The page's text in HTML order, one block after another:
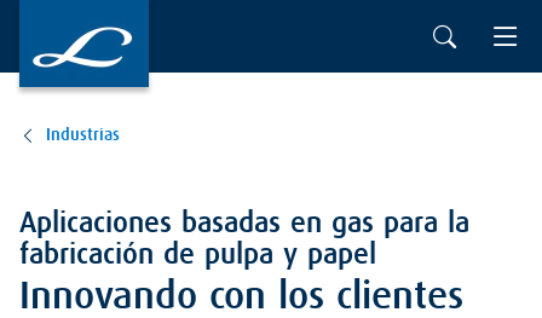
Ir al contenido principal
Industrias
Aplicaciones basadas en gas para la
fabricación de pulpa y papel
Innovando con los clientes